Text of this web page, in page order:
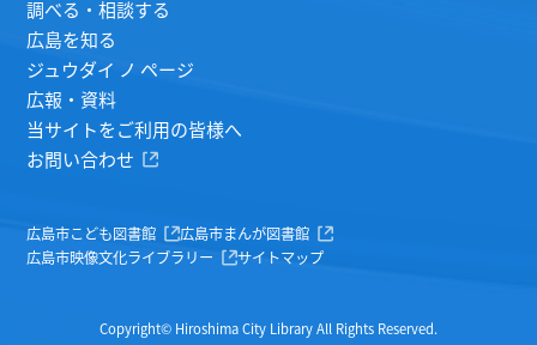
調べる・相談する
広島を知る
ジュウダイ ノ ページ
広報・資料
当サイトをご利用の皆様へ
お問い合わせ
広島市こども図書館
広島市まんが図書館
広島市映像文化ライブラリー
サイトマップ
Copyright© Hiroshima City Library All Rights Reserved.